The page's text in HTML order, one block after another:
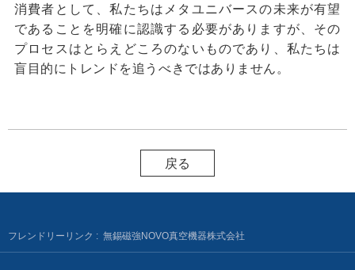
消費者として、私たちはメタユニバースの未来が有望
であることを明確に認識する必要がありますが、その
プロセスはとらえどころのないものであり、私たちは
盲目的にトレンドを追うべきではありません。
戻る
フレンドリーリンク : 無錫磁強NOVO真空機器株式会社